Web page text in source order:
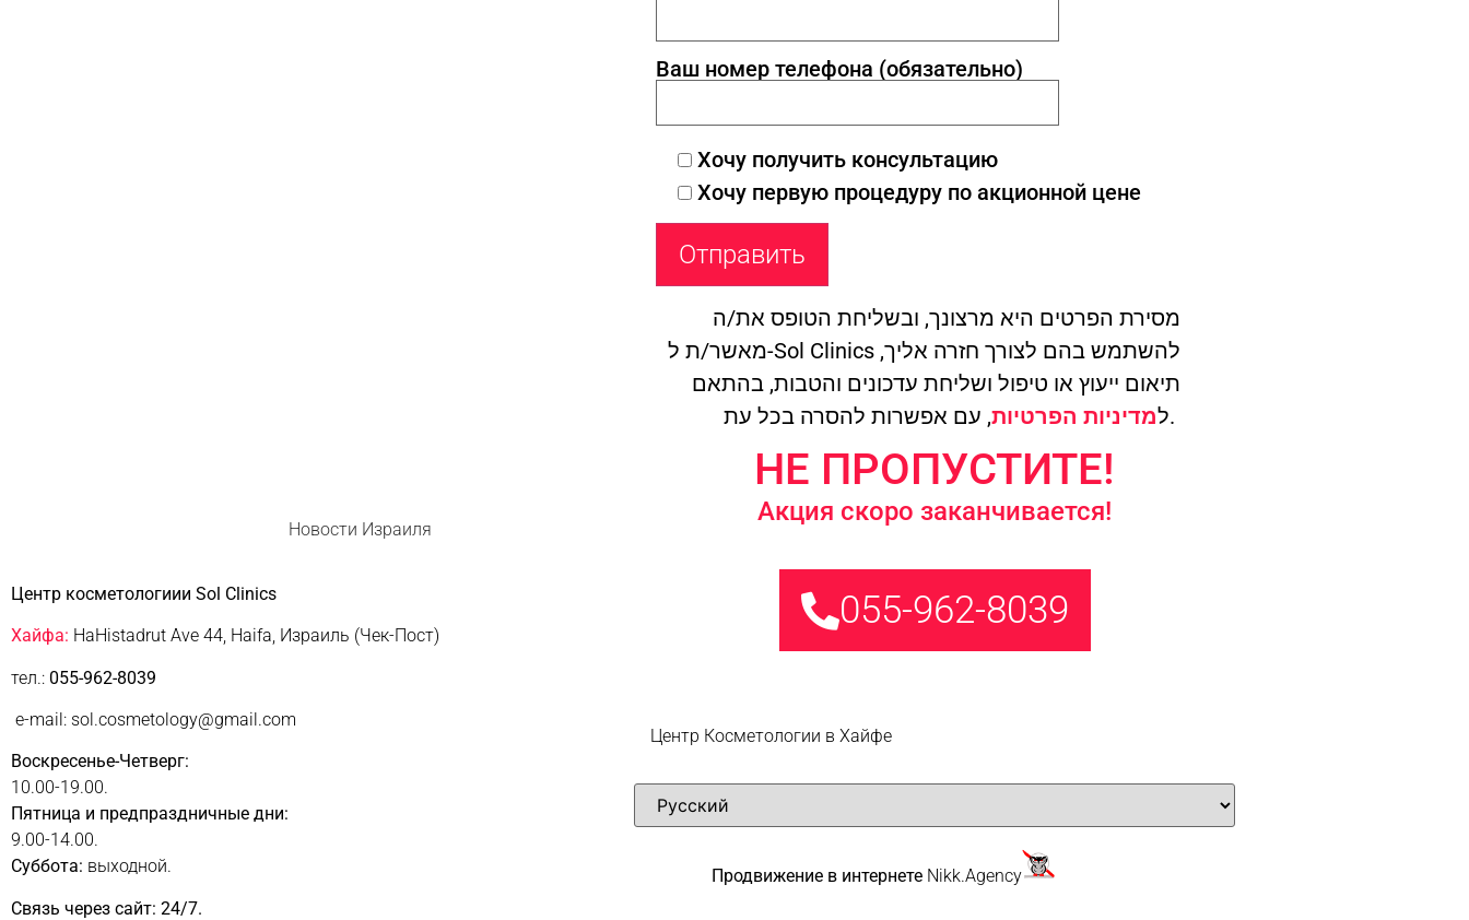
Новости Израиля
Центр косметологиии Sol Clinics
Хайфа: HaHistadrut Ave 44, Haifa, Израиль (Чек-Пост)
тел.: 055-962-8039
e-mail: sol.cosmetology@gmail.com
Воскресенье-Четверг:
10.00-19.00.
Пятница и предпраздничные дни:
9.00-14.00.
Суббота: выходной.
Связь через сайт: 24/7.
Ваш номер телефона (обязательно)
Хочу получить консультацию
Хочу первую процедуру по акционной цене
מסירת הפרטים היא מרצונך, ובשליחת הטופס את/ה
מאשר/ת ל-Sol Clinics להשתמש בהם לצורך חזרה אליך,
תיאום ייעוץ או טיפול ושליחת עדכונים והטבות, בהתאם
למדיניות הפרטיות , עם אפשרות להסרה בכל עת.
НЕ ПРОПУСТИТЕ!
Акция скоро заканчивается!
055-962-8039
Центр Косметологии в Хайфе
Продвижение в интернете Nikk.Agency